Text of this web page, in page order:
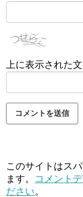
上に表示された
このサイトはス
ます。
コメント
ださい。